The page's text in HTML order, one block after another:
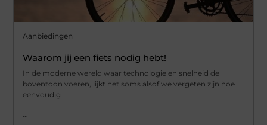
Aanbiedingen
Waarom jij een fiets nodig hebt!
In de moderne wereld waar technologie en snelheid de
boventoon voeren, lijkt het soms alsof we vergeten zijn hoe
eenvoudig